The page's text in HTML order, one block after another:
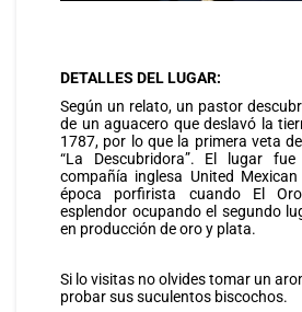
DETALLES DEL LUGAR:
Según un relato, un pastor
de un aguacero que deslavó la
1787, por lo que la primera veta
“La Descubridora”. El lugar
compañía inglesa United
época porfirista cuando El
esplendor ocupando el segundo
en producción de oro y plata.
Si lo visitas no olvides tomar un
probar sus suculentos biscochos.